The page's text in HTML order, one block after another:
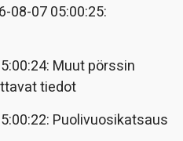
08-07 05:00:25:
Muut pörssin
tiedot
Puolivuosikatsaus